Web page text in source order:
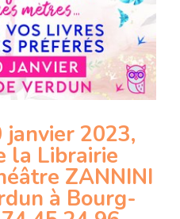
2023,
la Librairie
ZANNINI
à Bourg-